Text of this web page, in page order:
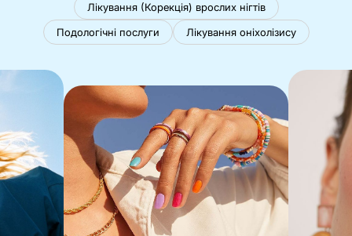
Лікування (Корекція) врослих нігтів
Подологічні послуги
Лікування оніхолізису